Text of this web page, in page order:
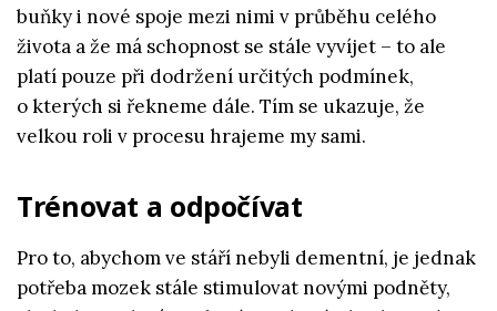
buňky i nové spoje mezi nimi v průběhu celého
života a že má schopnost se stále vyvíjet – to ale
platí pouze při dodržení určitých podmínek,
o kterých si řekneme dále. Tím se ukazuje, že
velkou roli v procesu hrajeme my sami.
Trénovat a odpočívat
Pro to, abychom ve stáří nebyli dementní, je jednak
potřeba mozek stále stimulovat novými podněty,